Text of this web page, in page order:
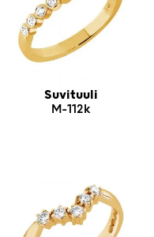
Suvituuli
M-112k